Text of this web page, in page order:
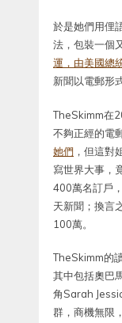
於是她們用俚
法，包裝一個
運，由美國總
新聞以電郵形
TheSkimm在
不夠正經的電
她們 ，但這對
寫世界大事，
400萬名訂戶
天新聞；換言
100萬。
TheSkimm的
其中包括奧巴
角Sarah
群，商機無限